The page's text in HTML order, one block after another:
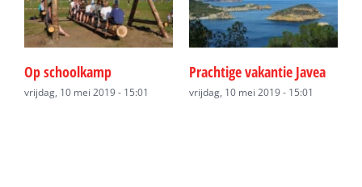
Op schoolkamp
vrijdag, 10 mei 2019 - 15:01
Prachtige vakantie Javea
vrijdag, 10 mei 2019 - 15:01